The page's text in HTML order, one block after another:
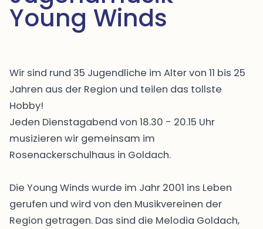
Young Winds
Wir sind rund 35 Jugendliche im Alter von 11 bis 25
Jahren aus der Region und teilen das tollste
Hobby!
Jeden Dienstagabend von 18.30 - 20.15 Uhr
musizieren wir gemeinsam im
Rosenackerschulhaus in Goldach.
Die Young Winds wurde im Jahr 2001 ins Leben
gerufen und wird von den Musikvereinen der
Region getragen. Das sind die Melodia Goldach,